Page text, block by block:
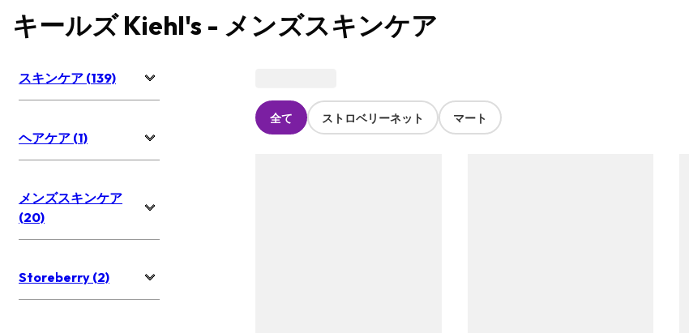
キールズ Kiehl's - メンズスキンケア
スキンケア (139)
ヘアケア (1)
メンズスキンケア
(20)
Storeberry (2)
全て ストロベリーネット マート